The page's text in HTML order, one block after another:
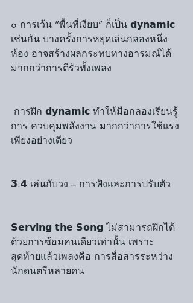
๐ การเว้น “พื้นที่เงียบ” ก็เป็น 𝗱𝘆𝗻𝗮𝗺𝗶𝗰
เช่นกัน บางครั้งการหยุดเล่นกลองหนึ่ง
ห้อง อาจสร้างผลกระทบทางอารมณ์ได้
มากกว่าการตีรัวทั้งเพลง
การฝึก 𝗱𝘆𝗻𝗮𝗺𝗶𝗰 ทำให้มือกลองเรียนรู้
การ ควบคุมพลังงาน มากกว่าการใช้แรง
เพียงอย่างเดียว
𝟯.𝟰 เล่นกับวง – การฟังและการปรับตัว
𝗦𝗲𝗿𝘃𝗶𝗻𝗴 𝘁𝗵𝗲 𝗦𝗼𝗻𝗴 ไม่สามารถฝึกได้
ด้วยการซ้อมคนเดียวเท่านั้น เพราะ
สุดท้ายแล้วเพลงคือ การสื่อสารระหว่าง
นักดนตรีหลายคน